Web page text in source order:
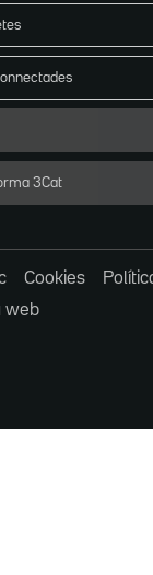
3Cat
Cookies
web